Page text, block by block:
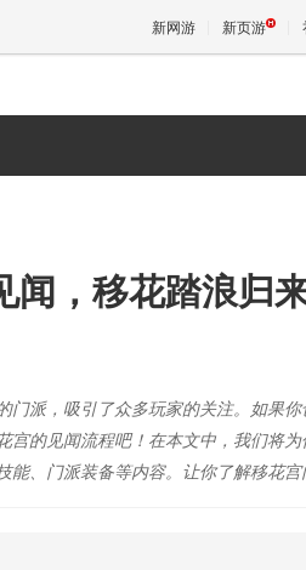
新网游 新页游
闻，移花踏浪归
门派，吸引了众多玩家的关注。如果
宫的见闻流程吧！在本文中，我们将
、门派装备等内容。让你了解移花宫